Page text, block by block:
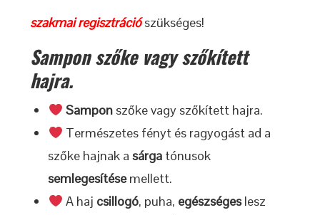
szakmai regisztrációszükséges!
Sampon szőke vagy szőkített
hajra.
Samponszőke vagy szőkített hajra.
Természetes fényt és ragyogást ad a
szőke hajnak asárga tónusok
semlegesítésemellett.
A haj csillogó, puha, egészségeslesz